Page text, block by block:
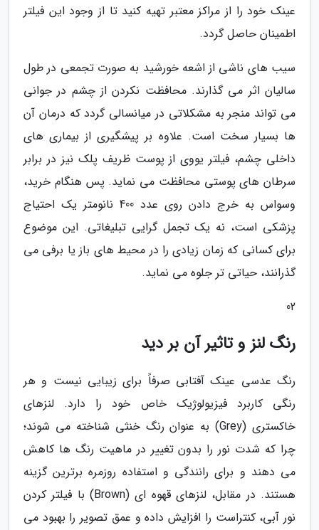
عینک خود را از مراکز معتبر تهیه کنید تا از وجود این فیلتر
اطمینان حاصل گردد.
سیب های ناشی از اشعه خورشید به صورت تجمعی در طول
سالیان اثر می گذارند. محافظت نکردن از چشم در جوانی
می تواند منجر به مشکلاتی در میانسالی گردد که درمان آن
ها بسیار سخت است. علاوه بر پیشگیری از بیماری های
داخلی چشم، فیلتر یووی از پوست ظریف پلک نیز در برابر
سرطان های پوستی محافظت می نماید. پس هنگام خرید،
وسواس به خرج دادن روی عدد 400 نانومتر یک احتیاج
پزشکی است، نه یک تجمل گرایی تبلیغاتی. این موضوع
برای کسانی که زمان زیادی را در محیط های باز یا برفی می
گذرانند، حیاتی تر جلوه می نماید.
02
رنگ لنز و تاثیر آن بر دید
رنگ عدسی عینک آفتابی صرفاً برای زیبایی نیست و هر
رنگی کاربرد فیزیولوژیک خاص خود را دارد. لنزهای
خاکستری (Grey) به عنوان رنگ خنثی شناخته می شوند؛
چرا که شدت نور را بدون تغییر در ماهیت رنگ ها کاهش
می دهند و برای رانندگی و استفاده روزمره برترین گزینه
هستند. در مقابل، لنزهای قهوه ای (Brown) با فیلتر کردن
نور آبی، کنتراست را افزایش داده و عمق تصویر را بهبود می